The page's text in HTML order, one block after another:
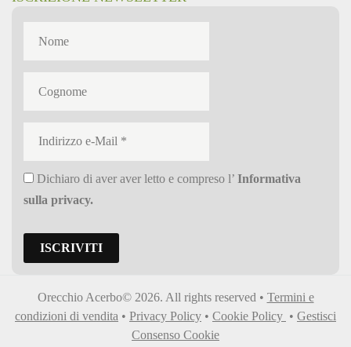
Dichiaro di aver aver letto e compreso l’ Informativa
sulla privacy.
Orecchio Acerbo© 2026. All rights reserved • Termini e
condizioni di vendita • Privacy Policy • Cookie Policy • Gestisci
Consenso Cookie